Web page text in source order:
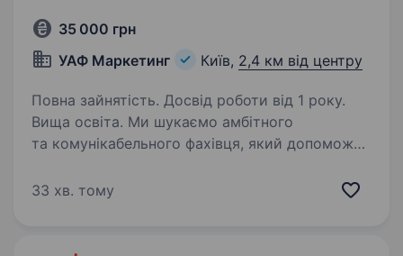
35 000 грн
УАФ Маркетинг
Київ, 2,4 км від центру
Повна зайнятість. Досвід роботи від 1 року.
Вища освіта. Ми шукаємо амбітного
та комунікабельного фахівця, який допоможе
спонсорів для реалізації спортивних подій і
33 хв. тому